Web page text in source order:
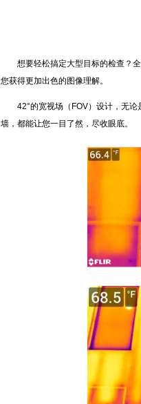
想要轻松搞定大型目标的检查？全
您获得更加出色的图像理解。
42°的宽视场（FOV）设计，无论
墙，都能让您一目了然，尽收眼底。